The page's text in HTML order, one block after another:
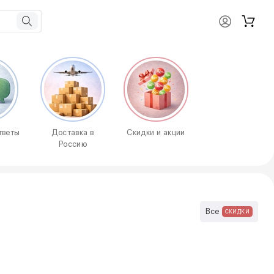
Доставка в
Россию
Скидки и акции
Все СКИДКИ